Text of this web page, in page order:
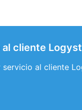
cliente
servicio al cliente